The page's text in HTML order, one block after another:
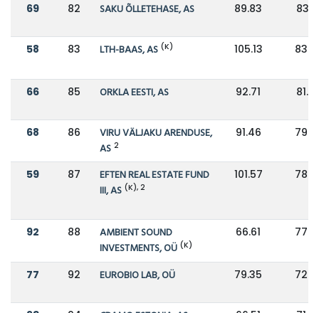
69 82 SAKU ÕLLETEHASE, AS 89.83
58 83 LTH-BAAS, AS (K) 105.13
66 85 ORKLA EESTI, AS 92.71
68 86
VIRU VÄLJAKU ARENDUSE,
AS 2
91.46
59 87
EFTEN REAL ESTATE FUND
III, AS (K), 2
101.57
92 88
AMBIENT SOUND
INVESTMENTS, OÜ (K)
66.61
77 92 EUROBIO LAB, OÜ 79.35